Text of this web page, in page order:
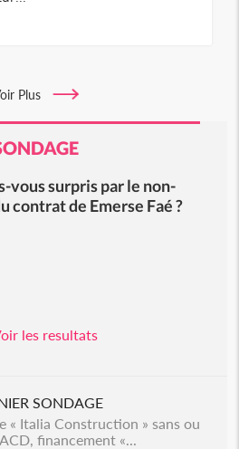
Plus
vous surpris par le non-
contrat de Emerse Faé ?
les resultats
SONDAGE
« Italia Construction » sans ou
financement «...